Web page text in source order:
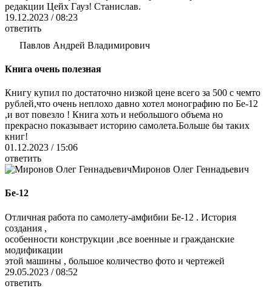
редакции Цейх Гауз! Станислав.
19.12.2023 / 08:23
ответить
Павлов Андрей Владимирович
Книга очень полезная
Книгу купил по достаточно низкой цене всего за 500 с чемто
рублей,что очень неплохо давно хотел монографию по Бе-12
,и вот повезло ! Книга хоть и небольшого объема но
прекрасно показывает историю самолета.Больше бы таких
книг!
01.12.2023 / 15:06
ответить
Миронов Олег Геннадьевич
Бе-12
Отличная работа по самолету-амфибии Бе-12 . История
создания ,
особенности конструкции ,все военные и гражданские
модификации
этой машины , большое количество фото и чертежей
29.05.2023 / 08:52
ответить